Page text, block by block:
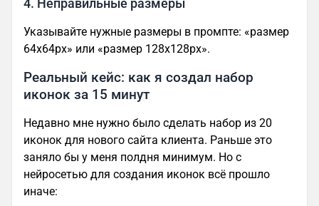
4. Неправильные размеры
Указывайте нужные размеры в промпте: «размер
64x64px» или «размер 128x128px».
Реальный кейс: как я создал набор
иконок за 15 минут
Недавно мне нужно было сделать набор из 20
иконок для нового сайта клиента. Раньше это
заняло бы у меня полдня минимум. Но с
нейросетью для создания иконок всё прошло
иначе: